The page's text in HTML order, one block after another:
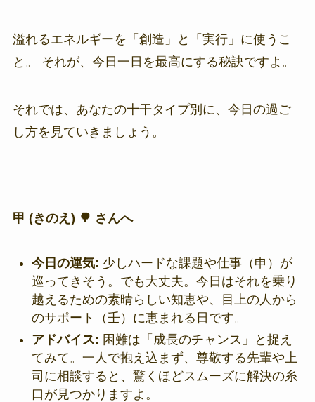
溢れるエネルギーを「創造」と「実行」に使うこ
と。 それが、今日一日を最高にする秘訣ですよ。
それでは、あなたの十干タイプ別に、今日の過ご
し方を見ていきましょう。
甲 (きのえ) 🌳 さんへ
今日の運気: 少しハードな課題や仕事（申）が
巡ってきそう。でも大丈夫。今日はそれを乗り
越えるための素晴らしい知恵や、目上の人から
のサポート（壬）に恵まれる日です。
アドバイス: 困難は「成長のチャンス」と捉え
てみて。一人で抱え込まず、尊敬する先輩や上
司に相談すると、驚くほどスムーズに解決の糸
口が見つかりますよ。